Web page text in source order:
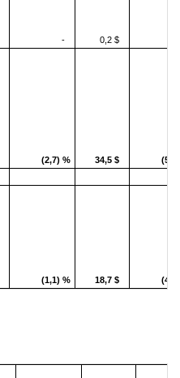
-
0,2 $
(2,7) % 34,5 $
(1,1) % 18,7 $